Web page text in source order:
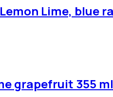
Lime, blue
grapefruit 355 ml